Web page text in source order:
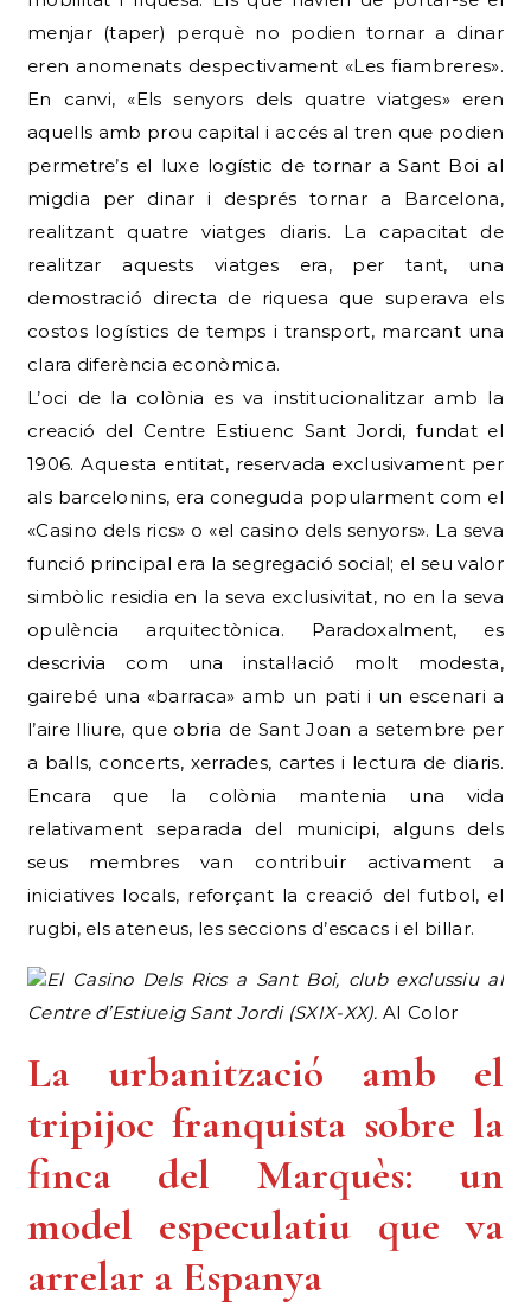
menjar (taper) perquè no podien tornar a dinar
eren anomenats despectivament «Les fiambreres».
En canvi, «Els senyors dels quatre viatges» eren
aquells amb prou capital i accés al tren que podien
permetre’s el luxe logístic de tornar a Sant Boi al
migdia per dinar i després tornar a Barcelona,
realitzant quatre viatges diaris. La capacitat de
realitzar aquests viatges era, per tant, una
demostració directa de riquesa que superava els
costos logístics de temps i transport, marcant una
clara diferència econòmica.
L’oci de la colònia es va institucionalitzar amb la
creació del Centre Estiuenc Sant Jordi, fundat el
1906. Aquesta entitat, reservada exclusivament per
als barcelonins, era coneguda popularment com el
«Casino dels rics» o «el casino dels senyors». La seva
funció principal era la segregació social; el seu valor
simbòlic residia en la seva exclusivitat, no en la seva
opulència arquitectònica. Paradoxalment, es
descrivia com una instal·lació molt modesta,
gairebé una «barraca» amb un pati i un escenari a
l’aire lliure, que obria de Sant Joan a setembre per
a balls, concerts, xerrades, cartes i lectura de diaris.
Encara que la colònia mantenia una vida
relativament separada del municipi, alguns dels
seus membres van contribuir activament a
iniciatives locals, reforçant la creació del futbol, el
rugbi, els ateneus, les seccions d’escacs i el billar.
El Casino Dels Rics a Sant Boi, club exclussiu al
Centre d’Estiueig Sant Jordi (SXIX-XX). AI Color
La urbanització amb el
tripijoc franquista sobre la
finca del Marquès: un
model especulatiu que va
arrelar a Espanya